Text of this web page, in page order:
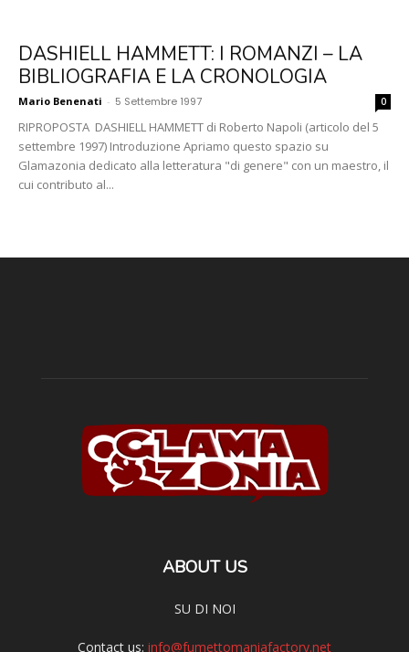
DASHIELL HAMMETT: I ROMANZI – LA
BIBLIOGRAFIA E LA CRONOLOGIA
Mario Benenati - 5 Settembre 1997 0
RIPROPOSTA DASHIELL HAMMETT di Roberto Napoli (articolo del 5
settembre 1997) Introduzione Apriamo questo spazio su
Glamazonia dedicato alla letteratura "di genere" con un maestro, il
cui contributo al...
ABOUT US
SU DI NOI
Contact us: info@fumettomaniafactory.net